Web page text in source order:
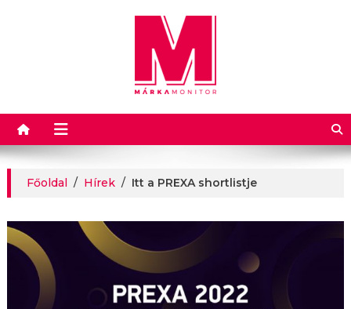
Márkamonitor
Főoldal / Hírek / Itt a PREXA shortlistje